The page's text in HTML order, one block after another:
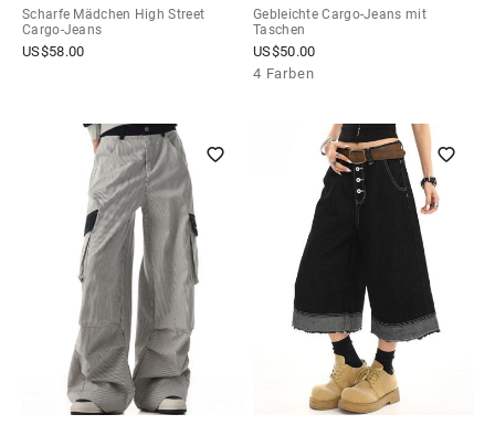
Scharfe Mädchen High Street
Cargo-Jeans
US$58.00
Gebleichte Cargo-Jeans mit
Taschen
US$50.00
4 Farben